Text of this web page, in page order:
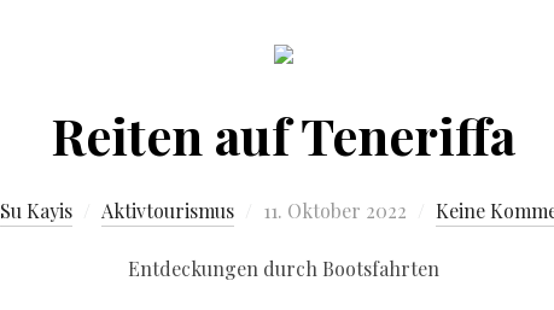
Reiten auf Teneriffa
Su Kayis Aktivtourismus 11. Oktober 2022 Keine
Entdeckungen durch Bootsfahrten